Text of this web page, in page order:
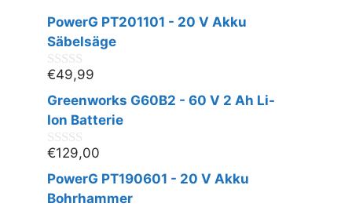
PowerG PT201101 - 20 V Akku
Säbelsäge
0
v
o
n
€49,99
Greenworks G60B2 - 60 V 2 Ah Li-
Ion Batterie
0
v
o
n
€129,00
PowerG PT190601 - 20 V Akku
Bohrhammer